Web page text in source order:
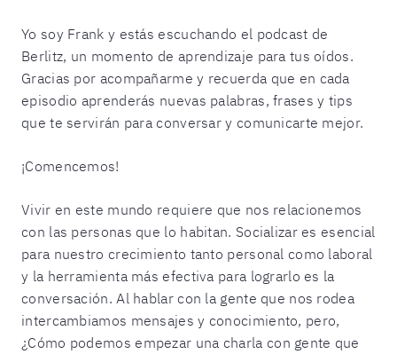
Yo soy Frank y estás escuchando el podcast de
Berlitz, un momento de aprendizaje para tus oídos.
Gracias por acompañarme y recuerda que en cada
episodio aprenderás nuevas palabras, frases y tips
que te servirán para conversar y comunicarte mejor.
¡Comencemos!
Vivir en este mundo requiere que nos relacionemos
con las personas que lo habitan. Socializar es esencial
para nuestro crecimiento tanto personal como laboral
y la herramienta más efectiva para lograrlo es la
conversación. Al hablar con la gente que nos rodea
intercambiamos mensajes y conocimiento, pero,
¿Cómo podemos empezar una charla con gente que